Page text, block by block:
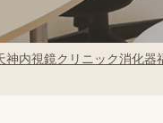
内視鏡クリニック消化器